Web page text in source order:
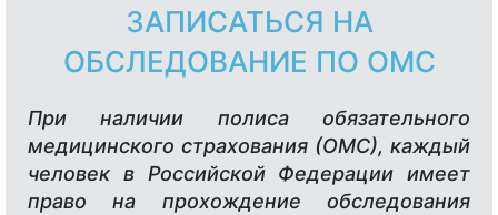
ЗАПИСАТЬСЯ НА
ОБСЛЕДОВАНИЕ ПО ОМС
При наличии полиса обязательного
медицинского страхования (ОМС), каждый
человек в Российской Федерации имеет
право на прохождение обследования